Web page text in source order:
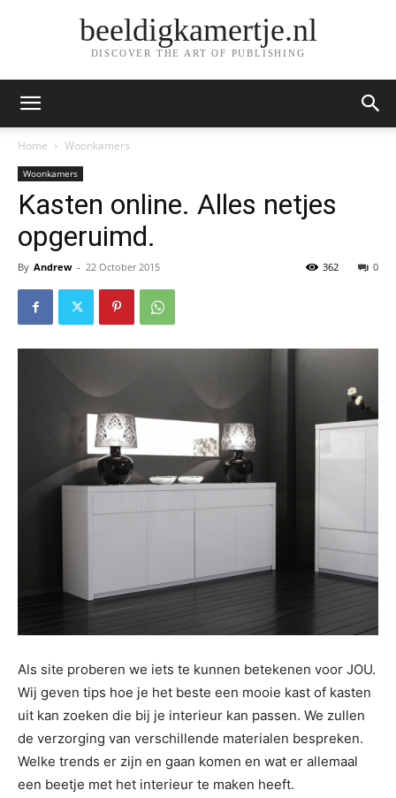
beeldigkamertje.nl
DISCOVER THE ART OF PUBLISHING
Home Woonkamers
Woonkamers
Kasten online. Alles netjes
opgeruimd.
By Andrew - 22 October 2015 0
362
Als site proberen we iets te kunnen betekenen voor JOU.
Wij geven tips hoe je het beste een mooie kast of kasten
uit kan zoeken die bij je interieur kan passen. We zullen
de verzorging van verschillende materialen bespreken.
Welke trends er zijn en gaan komen en wat er allemaal
een beetje met het interieur te maken heeft.